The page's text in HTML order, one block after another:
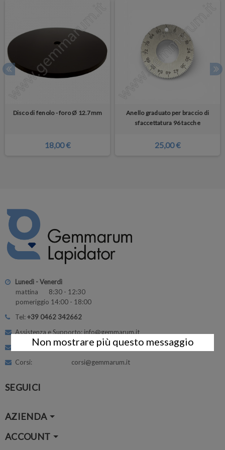
Disco di fenolo - foro Ø 12.7mm
18,00 €
Anello graduato per braccio di
sfaccettatura 96 tacche
25,00 €
Lunedì - Venerdì
mattina 8:30 - 12:30
pomeriggio 14:00 - 18:00
Tel:+39 0462 342662
Assistenza e Supporto: info@gemmarum.it
Amministrazione: vendite@gemmarum.it
Corsi: corsi@gemmarum.it
SEGUICI
AZIENDA
ACCOUNT
Non mostrare più questo messaggio